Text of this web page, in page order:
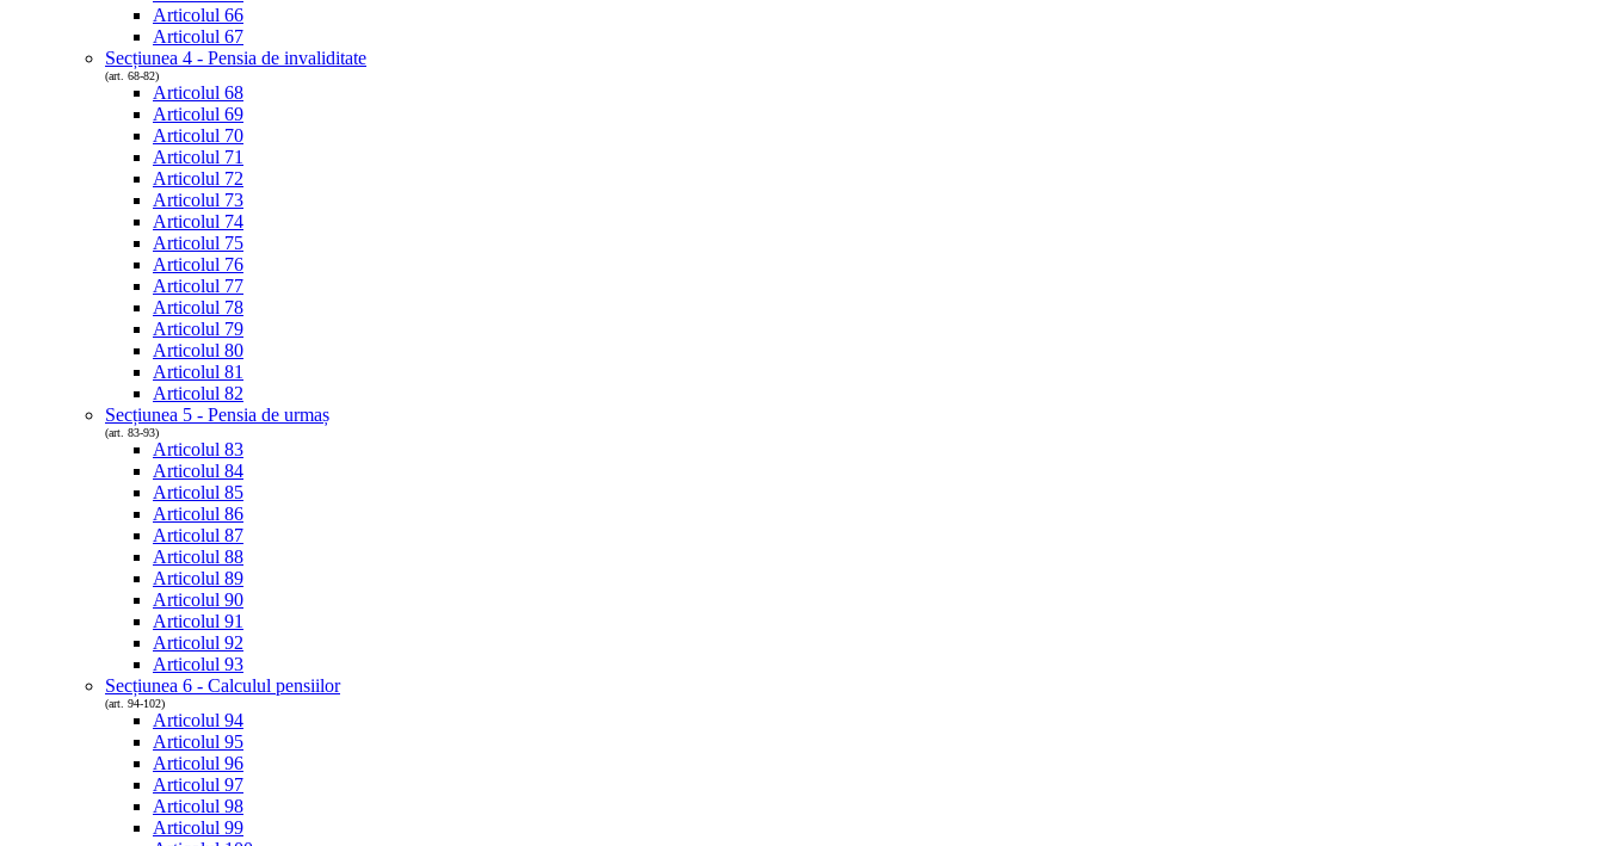
Articolul 66
Articolul 67
Secțiunea 4 - Pensia de invaliditate
(art. 68-82)
Articolul 68
Articolul 69
Articolul 70
Articolul 71
Articolul 72
Articolul 73
Articolul 74
Articolul 75
Articolul 76
Articolul 77
Articolul 78
Articolul 79
Articolul 80
Articolul 81
Articolul 82
Secțiunea 5 - Pensia de urmaș
(art. 83-93)
Articolul 83
Articolul 84
Articolul 85
Articolul 86
Articolul 87
Articolul 88
Articolul 89
Articolul 90
Articolul 91
Articolul 92
Articolul 93
Secțiunea 6 - Calculul pensiilor
(art. 94-102)
Articolul 94
Articolul 95
Articolul 96
Articolul 97
Articolul 98
Articolul 99